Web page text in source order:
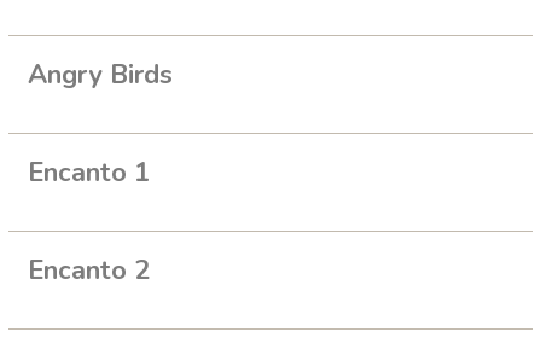
Angry Birds
Encanto 1
Encanto 2